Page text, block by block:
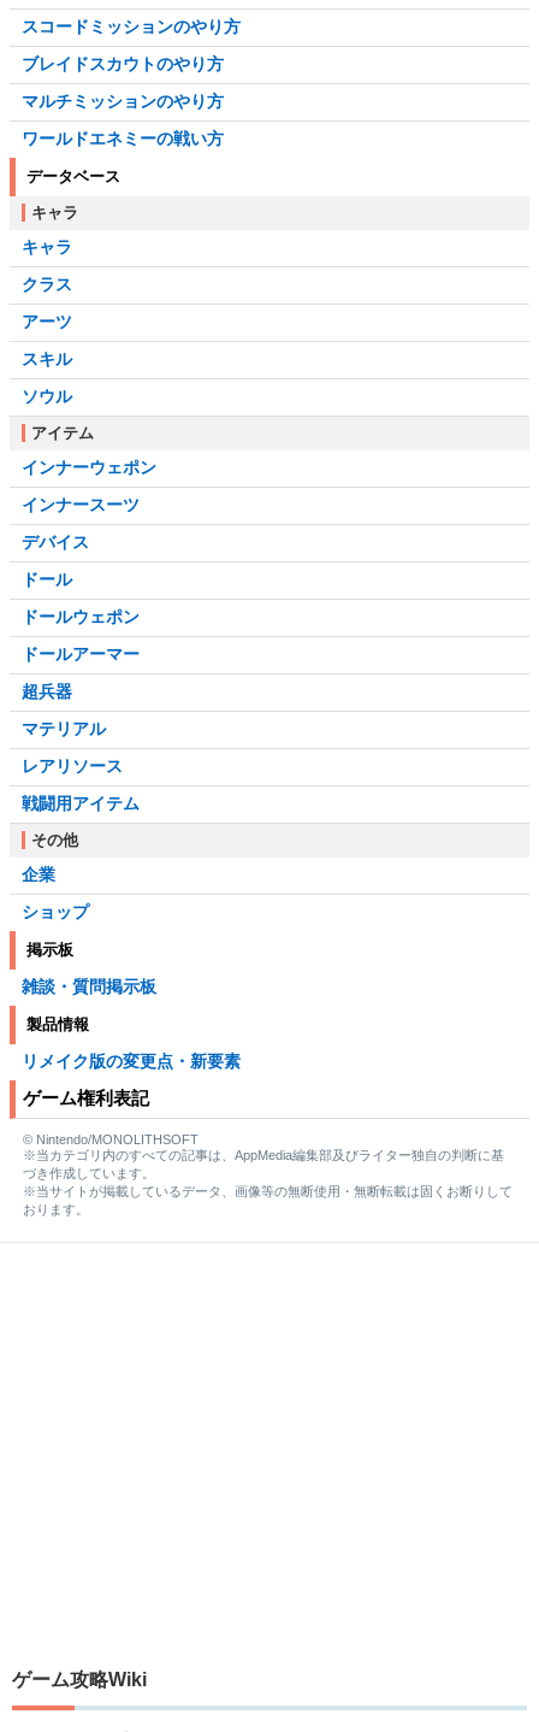
スコードミッションのやり方
ブレイドスカウトのやり方
マルチミッションのやり方
ワールドエネミーの戦い方
データベース
キャラ
キャラ
クラス
アーツ
スキル
ソウル
アイテム
インナーウェポン
インナースーツ
デバイス
ドール
ドールウェポン
ドールアーマー
超兵器
マテリアル
レアリソース
戦闘用アイテム
その他
企業
ショップ
掲示板
雑談・質問掲示板
製品情報
リメイク版の変更点・新要素
ゲーム権利表記
© Nintendo/MONOLITHSOFT
※当カテゴリ内のすべての記事は、AppMedia編集部及びライター独自の判断に基
づき作成しています。
※当サイトが掲載しているデータ、画像等の無断使用・無断転載は固くお断りして
おります。
ゲーム攻略Wiki